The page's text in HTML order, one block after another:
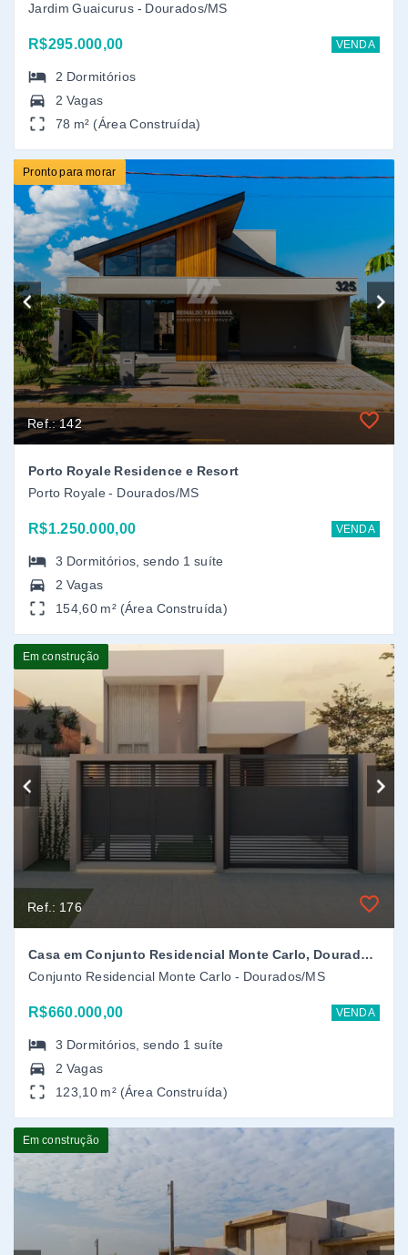
Ref.: 142
Porto Royale Residence e Resort
Porto Royale - Dourados/MS
R$1.250.000,00 VENDA
3 Dormitórios, sendo1 suíte
2 Vagas
154,60 m² (Área Construída)
Em construção
Ref.: 176
Casa em Conjunto Residencial Monte Carlo, Dourados/MS
Conjunto Residencial Monte Carlo - Dourados/MS
R$660.000,00 VENDA
3 Dormitórios, sendo1 suíte
2 Vagas
123,10 m² (Área Construída)
Em construção
Ref.: 172
Casa em Jardim Ipiranga, Dourados/MS
JARDIM IPIRANGA - Dourados/MS
VENDA